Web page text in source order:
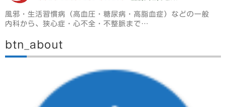
風邪・生活習慣病（高血圧・糖尿病・高脂血症）などの一般
内科から、狭心症・心不全・不整脈まで…
btn_about